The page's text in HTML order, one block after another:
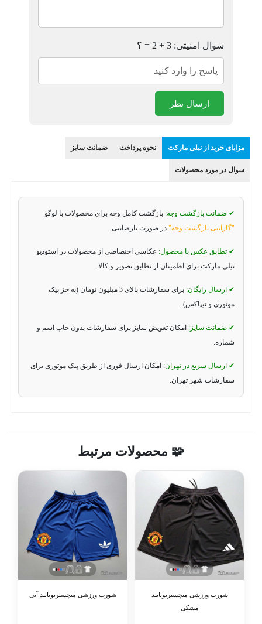
سوال امنیتی: 3 + 2 = ؟
ارسال نظر
مزایای خرید از نیلی مارکت نحوه پرداخت ضمانت سایز
سوال در مورد محصولات
✔ ضمانت بازگشت وجه: بازگشت کامل وجه برای محصولات با لوگو
"گارانتی بازگشت وجه" در صورت نارضایتی.
✔ تطابق عکس با محصول: عکاسی اختصاصی از محصولات در استودیو
نیلی مارکت برای اطمینان از تطابق تصویر و کالا.
✔ ارسال رایگان:
برای سفارشات بالای 3 میلیون تومان (به جز پیک
موتوری و تیپاکس).
✔ ضمانت سایز: امکان تعویض سایز برای سفارشات بدون چاپ اسم و
شماره.
✔ ارسال سریع در تهران: امکان ارسال فوری از طریق پیک موتوری برای
سفارشات شهر تهران.
🧩 محصولات مرتبط
شورت ورزشی منچستریونایتد
مشکی
شورت ورزشی منچستریونایتد آبی